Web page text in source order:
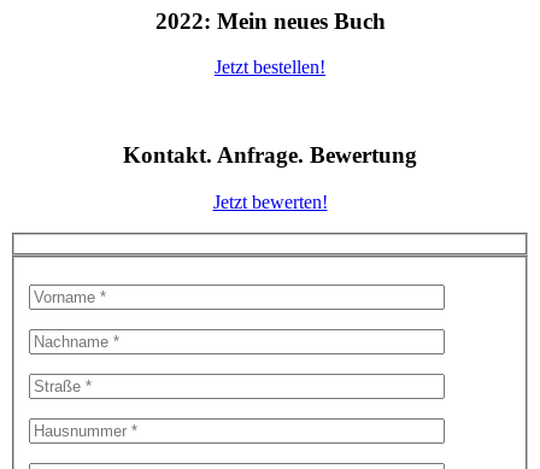
2022: Mein neues Buch
Jetzt bestellen!
Kontakt. Anfrage. Bewertung
Jetzt bewerten!